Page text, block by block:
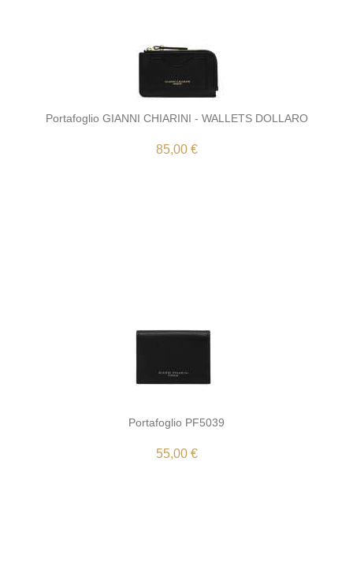
Portafoglio GIANNI CHIARINI - WALLETS DOLLARO
85,00 €
Portafoglio PF5039
55,00 €